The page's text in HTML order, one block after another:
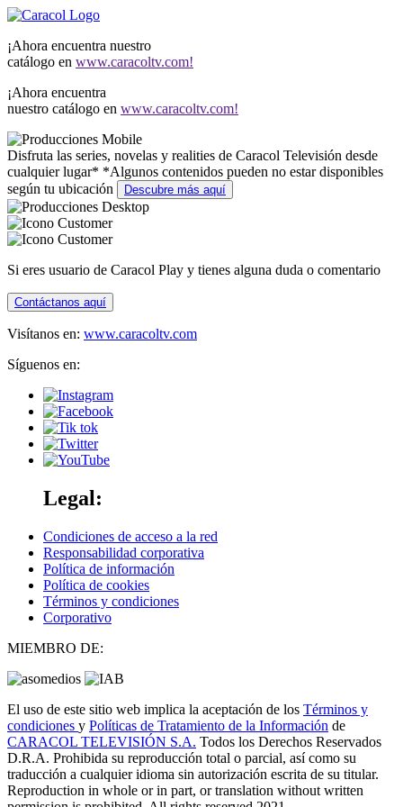
¡Ahora encuentra nuestro
catálogo en www.caracoltv.com!
¡Ahora encuentra
nuestro catálogo en www.caracoltv.com!
Disfruta las series, novelas y realities de Caracol Televisión desde
cualquier lugar* *Algunos contenidos pueden no estar disponibles
según tu ubicación
Descubre más aquí
Si eres usuario de Caracol Play y tienes alguna duda o comentario
Contáctanos aquí
Visítanos en: www.caracoltv.com
Síguenos en:
Legal:
Condiciones de acceso a la red
Responsabilidad corporativa
Política de información
Política de cookies
Términos y condiciones
Corporativo
MIEMBRO DE:
El uso de este sitio web implica la aceptación de los Términos y
condiciones y Políticas de Tratamiento de la Información de
CARACOL TELEVISIÓN S.A. Todos los Derechos Reservados
D.R.A. Prohibida su reproducción total o parcial, así como su
traducción a cualquier idioma sin autorización escrita de su titular.
Reproduction in whole or in part, or translation without written